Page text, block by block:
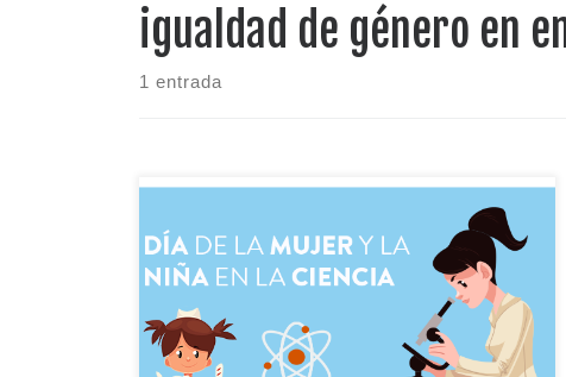
igualdad de género en
1 entrada
El 11 de febrero, Día Internacional de las Mujeres
y las Niñas en la Ciencia, suele venir con titulares
bonitos. Pero este año hay algo distinto: el
Consejo de Ministras y Ministros ha aprobado una
declaración institucional que pone el foco donde de
verdad duele (y donde de verdad se […]